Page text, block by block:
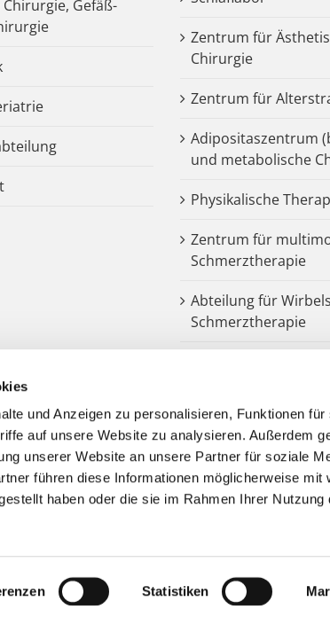
und Anzeigen zu personalisieren, Funktionen
auf unsere Website zu analysieren. Außerdem
unserer Website an unsere Partner für soziale
führen diese Informationen möglicherweise mit
haben oder die sie im Rahmen Ihrer Nutzung
Statistiken
Gefäß-
Zentrum für
Chirurgie
Zentrum für
Adipositaszentrum
und metabolische
Physikalische
Zentrum für
Schmerztherapie
Abteilung für
Schmerztherapie
Notarztstandort